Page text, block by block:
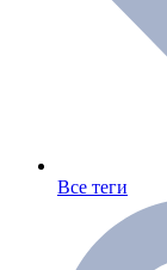
Все теги